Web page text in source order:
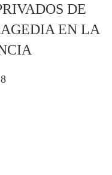
DE
EN LA